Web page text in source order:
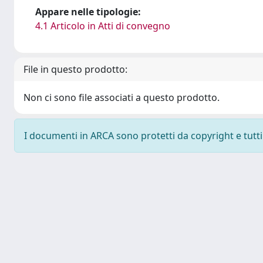
Appare nelle tipologie:
4.1 Articolo in Atti di convegno
File in questo prodotto:
Non ci sono file associati a questo prodotto.
I documenti in ARCA sono protetti da copyright e